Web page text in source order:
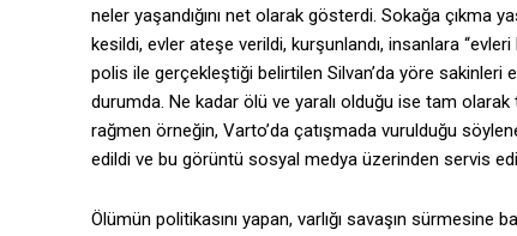
neler yaşandığını net olarak gösterdi. Sokağa çıkma
kesildi, evler ateşe verildi, kurşunlandı, insanlara “evleri
polis ile gerçekleştiği belirtilen Silvan’da yöre sakinleri
durumda. Ne kadar ölü ve yaralı olduğu ise tam
rağmen örneğin, Varto’da çatışmada vurulduğu
edildi ve bu görüntü sosyal medya üzerinden servis
Ölümün politikasını yapan, varlığı savaşın sürmesine